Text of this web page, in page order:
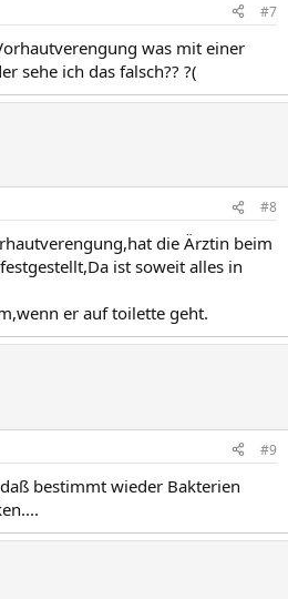
#7
was mit einer
sehe ich das falsch?? ?(
#8
die Ärztin beim
ist soweit alles in
er auf toilette geht.
#9
bestimmt wieder Bakterien